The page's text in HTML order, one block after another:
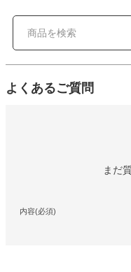
よくあるご質問
まだ
内容(必須)